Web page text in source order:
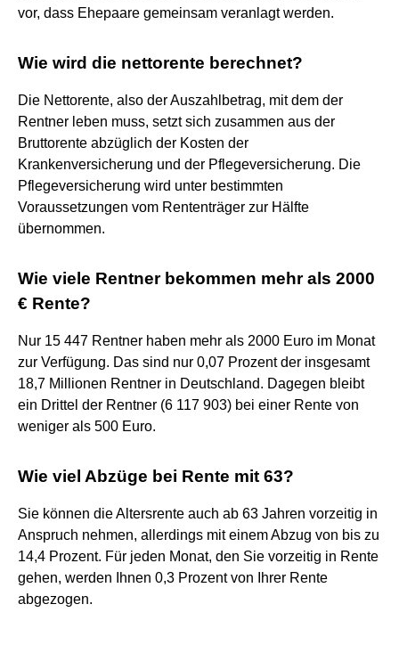
vor, dass Ehepaare gemeinsam veranlagt werden.
Wie wird die nettorente berechnet?
Die Nettorente, also der Auszahlbetrag, mit dem der
Rentner leben muss, setzt sich zusammen aus der
Bruttorente abzüglich der Kosten der
Krankenversicherung und der Pflegeversicherung. Die
Pflegeversicherung wird unter bestimmten
Voraussetzungen vom Rententräger zur Hälfte
übernommen.
Wie viele Rentner bekommen mehr als 2000
€ Rente?
Nur 15 447 Rentner haben mehr als 2000 Euro im Monat
zur Verfügung. Das sind nur 0,07 Prozent der insgesamt
18,7 Millionen Rentner in Deutschland. Dagegen bleibt
ein Drittel der Rentner (6 117 903) bei einer Rente von
weniger als 500 Euro.
Wie viel Abzüge bei Rente mit 63?
Sie können die Altersrente auch ab 63 Jahren vorzeitig in
Anspruch nehmen, allerdings mit einem Abzug von bis zu
14,4 Prozent. Für jeden Monat, den Sie vorzeitig in Rente
gehen, werden Ihnen 0,3 Prozent von Ihrer Rente
abgezogen.